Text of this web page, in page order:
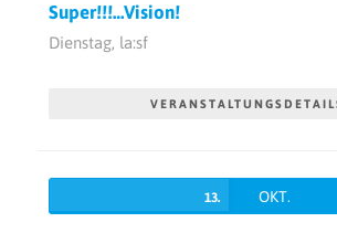
Super!!!…Vision!
Dienstag, la:sf
13. OKT.